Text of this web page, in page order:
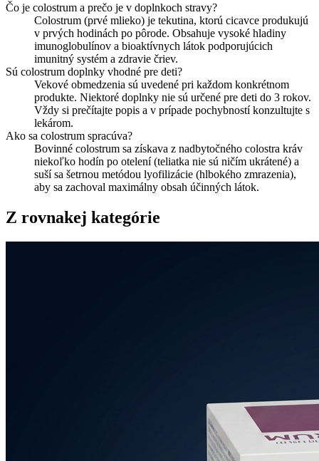
Čo je colostrum a prečo je v doplnkoch stravy?
Colostrum (prvé mlieko) je tekutina, ktorú cicavce produkujú
v prvých hodinách po pôrode. Obsahuje vysoké hladiny
imunoglobulínov a bioaktívnych látok podporujúcich
imunitný systém a zdravie čriev.
Sú colostrum doplnky vhodné pre deti?
Vekové obmedzenia sú uvedené pri každom konkrétnom
produkte. Niektoré doplnky nie sú určené pre deti do 3 rokov.
Vždy si prečítajte popis a v prípade pochybností konzultujte s
lekárom.
Ako sa colostrum spracúva?
Bovinné colostrum sa získava z nadbytočného colostra kráv
niekoľko hodín po otelení (teliatka nie sú ničím ukrátené) a
suší sa šetrnou metódou lyofilizácie (hlbokého zmrazenia),
aby sa zachoval maximálny obsah účinných látok.
Z rovnakej kategórie